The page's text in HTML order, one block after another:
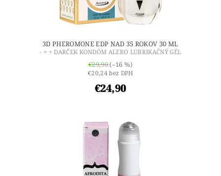
3D PHEROMONE EDP NAD 35 ROKOV 30 ML
- + + DARČEK KONDÓM ALEBO LUBRIKAČNÝ GÉL
€29,90(–16 %)
€20,24 bez DPH
€24,90